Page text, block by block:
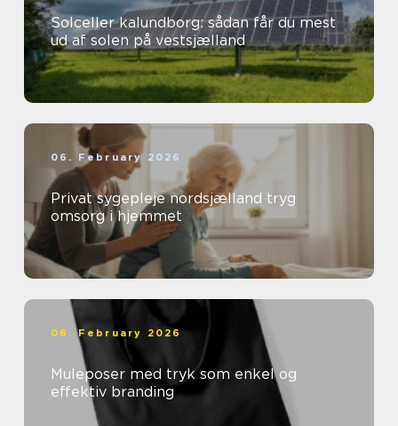
Solceller kalundborg: sådan får du mest
ud af solen på vestsjælland
06. February 2026
Privat sygepleje nordsjælland tryg
omsorg i hjemmet
06. February 2026
Muleposer med tryk som enkel og
effektiv branding